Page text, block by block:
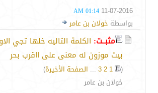
11-07-2016
01:14 AM
بواسطة خولان بن عامر
مثبــت: الكلمة التاليه خلها تجي
بيت موزون له معنى على ااقرب بحر
(
1
2
3
... الصفحة الأخيرة)
خولان بن عامر